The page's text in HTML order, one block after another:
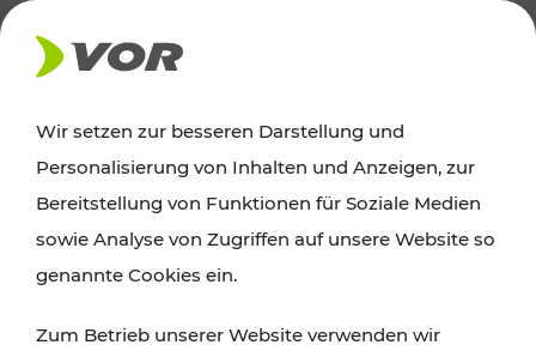
AKTUELLES
Ausflugstipps
Wien, Niederösterreich und das Burgenland
Wanderungen, Kultur und Gastronomie,
Wir setzen zur besseren Darstellung und
Personalisierung von Inhalten und Anzeigen, zur
Bereitstellung von Funktionen für Soziale Medien
sowie Analyse von Zugriffen auf unsere Website so
genannte Cookies ein.
Zum Betrieb unserer Website verwenden wir